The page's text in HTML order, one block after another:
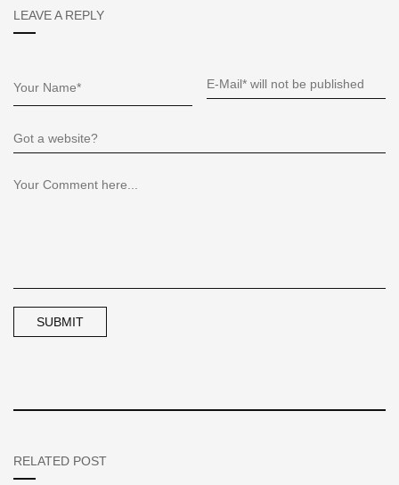
LEAVE A REPLY
RELATED POST